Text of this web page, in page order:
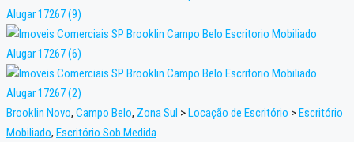
Brooklin Novo, Campo Belo, Zona Sul >Locação de Escritório >Escritório
Mobiliado, Escritório Sob Medida